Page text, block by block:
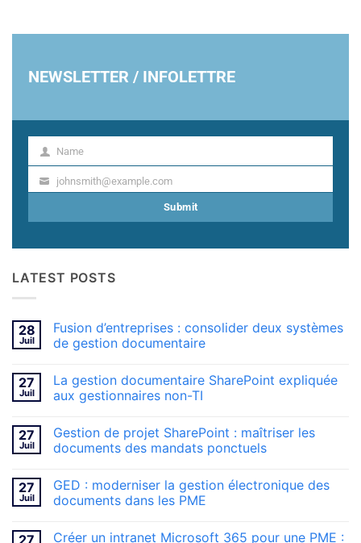
NEWSLETTER / INFOLETTRE
Name
Name
Your
johnsmith@example.com
Submit
LATEST POSTS
28
Juil
Fusion d’entreprises : consolider deux systèmes
de gestion documentaire
sur
Fusion
d’entreprises
deux
systèmes
de
27
Juil
La gestion documentaire SharePoint expliquée
aux gestionnaires non-TI
sur
La
gestion
expliquée
aux
gestionnaires
27
Juil
Gestion de projet SharePoint : maîtriser les
documents des mandats ponctuels
sur
Gestion
de
27
Juil
GED : moderniser la gestion électronique des
documents dans les PME
sur
27
Créer un intranet Microsoft 365 pour une PME :